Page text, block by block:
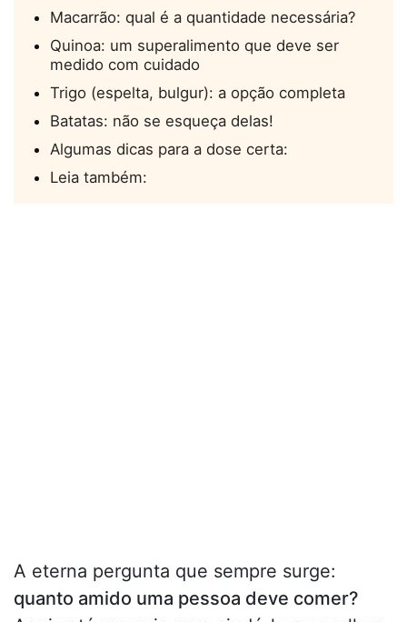
Macarrão: qual é a quantidade necessária?
Quinoa: um superalimento que deve ser
medido com cuidado
Trigo (espelta, bulgur): a opção completa
Batatas: não se esqueça delas!
Algumas dicas para a dose certa:
Leia também:
A eterna pergunta que sempre surge:
quanto amido uma pessoa deve comer?